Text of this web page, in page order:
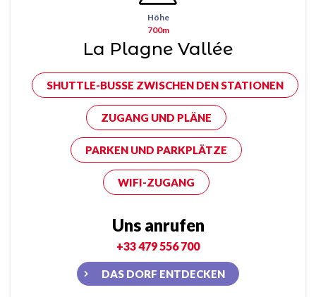
Höhe
700m
La Plagne Vallée
SHUTTLE-BUSSE ZWISCHEN DEN STATIONEN
ZUGANG UND PLÄNE
PARKEN UND PARKPLÄTZE
WIFI-ZUGANG
Uns anrufen
+33 479 556 700
DAS DORF ENTDECKEN